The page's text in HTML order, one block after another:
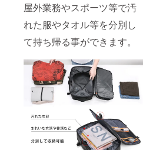
屋外業務やスポーツ等で汚
れた服やタオル等を分別し
て持ち帰る事ができます。